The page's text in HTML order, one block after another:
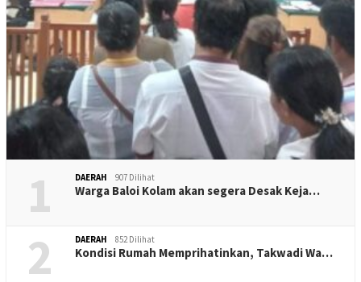
1 DAERAH 907 Dilihat
Warga Baloi Kolam akan segera Desak Keja…
2 DAERAH 852 Dilihat
Kondisi Rumah Memprihatinkan, Takwadi Wa…